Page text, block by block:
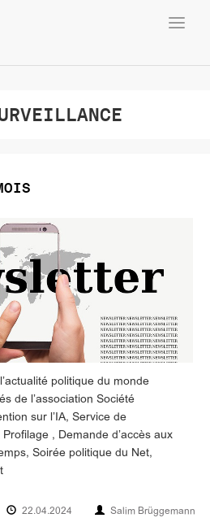
politique du monde
de l’association Société
sur l’IA, Service de
, Demande d’accès aux
Soirée politique du Net,
22.04.2024 Salim Brüggemann